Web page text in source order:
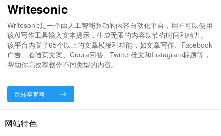
Writesonic
Writesonic是一个由人工智能驱动的内容自动化平台，用户可以使用
该AI写作工具输入文本提示，生成无限的内容以节省时间和精力。
该平台内置了65个以上的文章模板和功能，如文章写作、Facebook
广告、着陆页文案、Quora回答、Twitter推文和Instagram标题等，
帮助你高效率创作不同类型的内容。
跳转至官网
网站特色